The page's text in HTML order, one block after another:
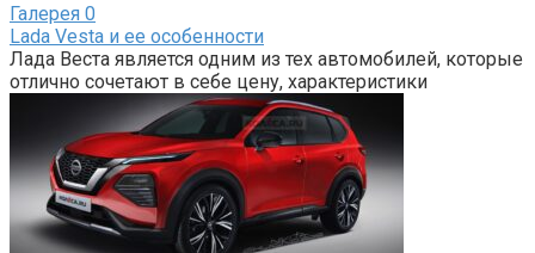
Галерея 0
Lada Vesta и ее особенности
Лада Веста является одним из тех автомобилей, которые
отлично сочетают в себе цену, характеристики